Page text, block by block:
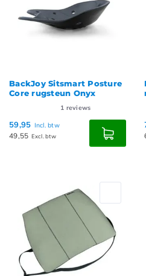
BackJoy Sitsmart Posture
Core rugsteun Onyx
1 reviews
59,95 Incl. btw
49,55 Excl. btw